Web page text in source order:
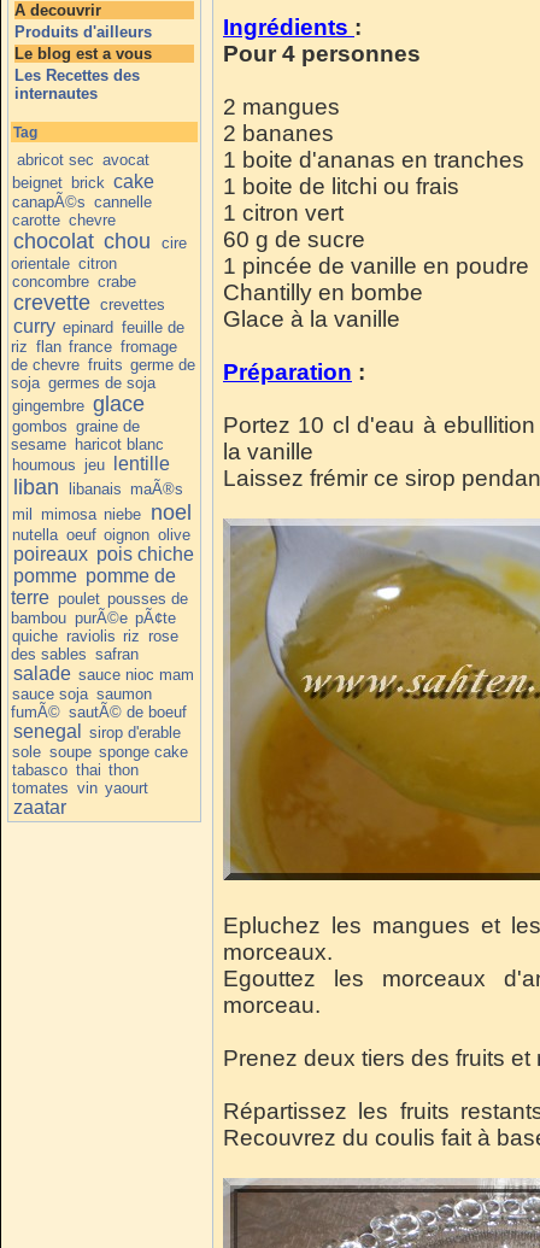
A decouvrir
Produits d'ailleurs
Le blog est a vous
Les Recettes des
internautes
Tag
abricot sec avocat
beignet brick cake
canapÃ©s cannelle
carotte chevre
chocolat chou
cire
orientale citron
concombre crabe
crevette crevettes
curry epinard feuille de
riz flan france fromage
de chevre fruits germe de
soja germes de soja
gingembre glace
gombos graine de
sesame haricot blanc
houmous jeu lentille
liban libanais maÃ®s
mil mimosa niebe noel
nutella oeuf oignon olive
poireaux pois chiche
pomme pomme de
terre poulet pousses de
bambou purÃ©e pÃ¢te
quiche raviolis riz rose
des sables safran
salade sauce nioc mam
sauce soja saumon
fumÃ© sautÃ© de boeuf
senegal
sirop d'erable
sole soupe sponge cake
tabasco thai thon
tomates vin yaourt
zaatar
Ingrédients :
Pour 4 personnes
2 mangues
2 bananes
1 boite d'ananas en tranches
1 boite de litchi ou frais
1 citron vert
60 g de sucre
1 pincée de vanille en poudre
Chantilly en bombe
Glace à la vanille
Préparation :
Portez 10 cl d'eau à
la vanille
Laissez frémir ce sirop
Epluchez les mangues et
morceaux.
Egouttez les morceaux
morceau.
Prenez deux tiers des fruits
Répartissez les fruits
Recouvrez du coulis fait à